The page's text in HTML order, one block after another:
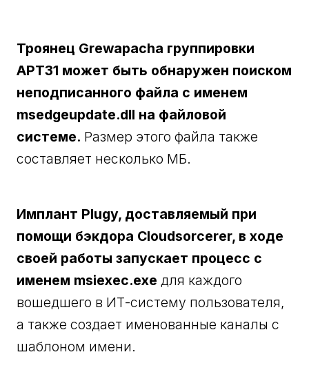
Троянец Grewapacha группировки
APT31 может быть обнаружен поиском
неподписанного файла с именем
msedgeupdate.dll на файловой
системе. Размер этого файла также
составляет несколько МБ.
Имплант Plugy, доставляемый при
помощи бэкдора Cloudsorcerer, в ходе
своей работы запускает процесс с
именем msiexec.exe для каждого
вошедшего в ИТ-систему пользователя,
а также создает именованные каналы с
шаблоном имени.